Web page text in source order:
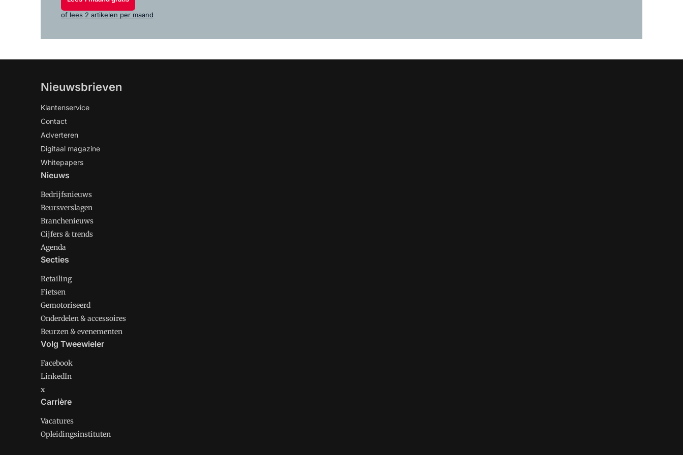
of lees 2 artikelen per maand
Nieuwsbrieven
Klantenservice
Contact
Adverteren
Digitaal magazine
Whitepapers
Nieuws
Bedrijfsnieuws
Beursverslagen
Branchenieuws
Cijfers & trends
Agenda
Secties
Retailing
Fietsen
Gemotoriseerd
Onderdelen & accessoires
Beurzen & evenementen
Volg Tweewieler
Facebook
LinkedIn
x
Carrière
Vacatures
Opleidingsinstituten